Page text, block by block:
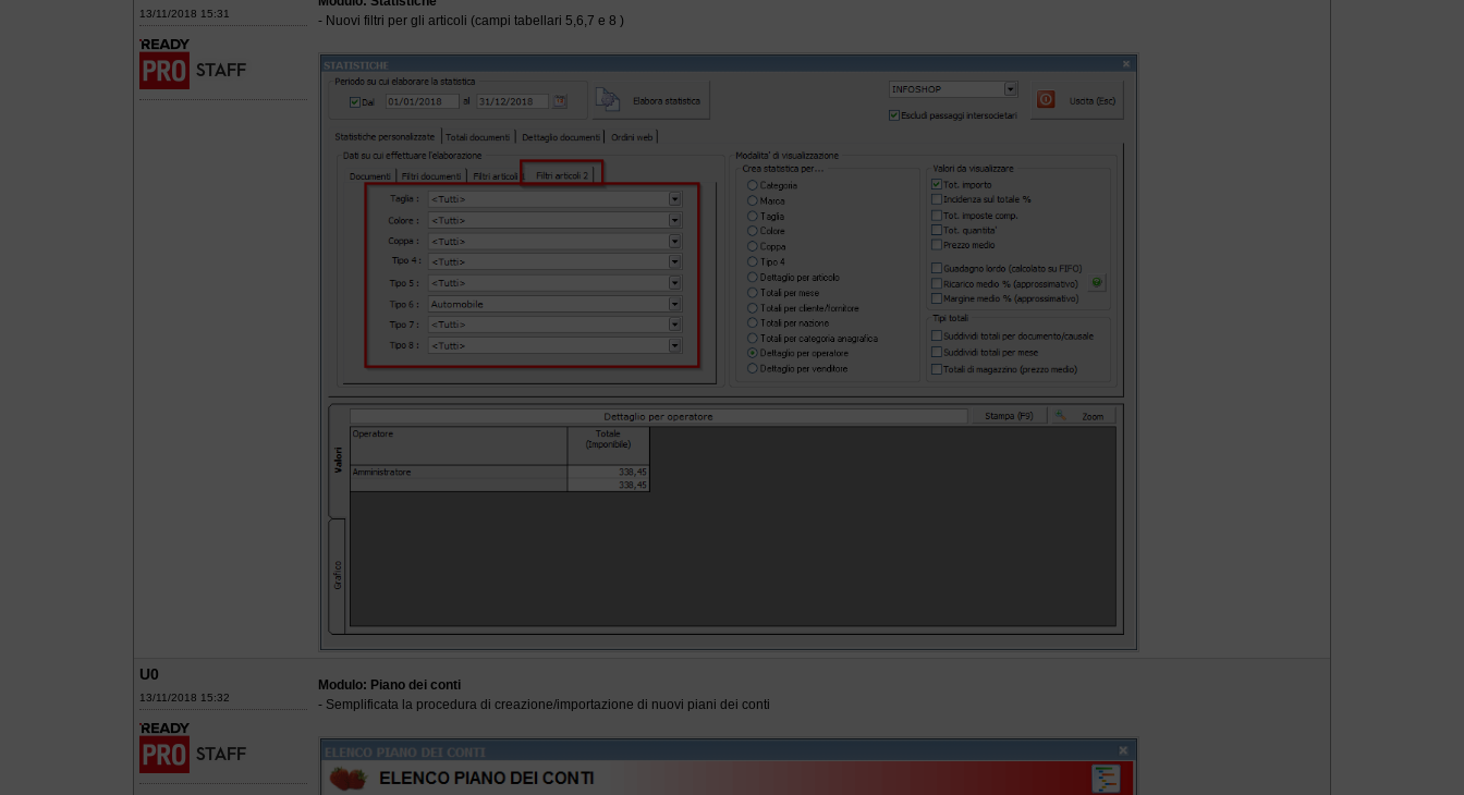
13/11/2018 15:31
- Nuovi filtri per gli articoli (campi tabellari 5,6,7 e 8 )
U0
13/11/2018 15:32
Modulo: Piano dei conti
- Semplificata la procedura di creazione/importazione di nuovi piani dei conti